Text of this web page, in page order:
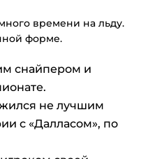
времени на льду.
форме.
снайпером и
не лучшим
с «Далласом», по